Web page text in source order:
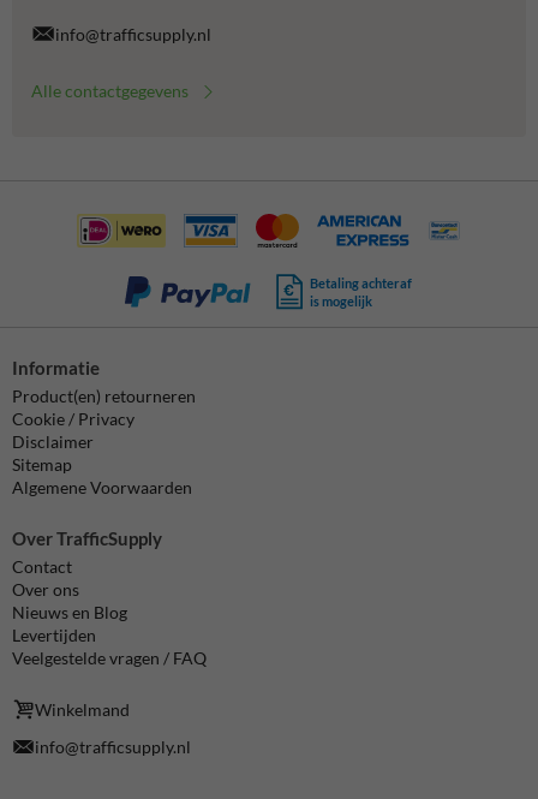
info@trafficsupply.nl
Alle contactgegevens
Betaling achteraf
is mogelijk
Informatie
Product(en) retourneren
Cookie / Privacy
Disclaimer
Sitemap
Algemene Voorwaarden
Over TrafficSupply
Contact
Over ons
Nieuws en Blog
Levertijden
Veelgestelde vragen / FAQ
Winkelmand
info@trafficsupply.nl